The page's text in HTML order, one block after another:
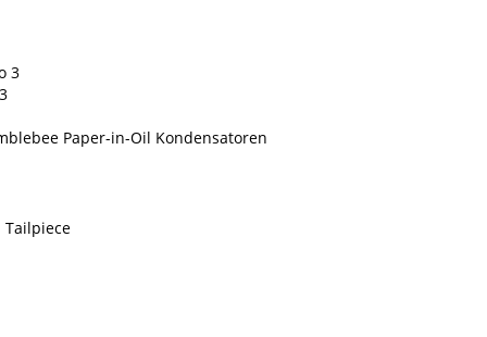
3
Paper-in-Oil Kondensatoren
Tailpiece